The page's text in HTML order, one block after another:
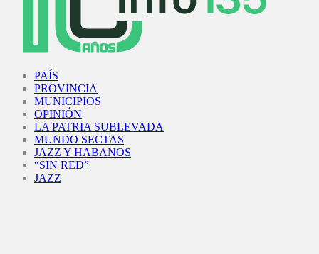
PAÍS
PROVINCIA
MUNICIPIOS
OPINIÓN
LA PATRIA SUBLEVADA
MUNDO SECTAS
JAZZ Y HABANOS
“SIN RED”
JAZZ